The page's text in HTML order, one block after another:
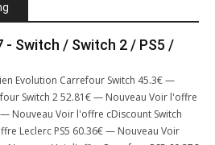
- Switch / Switch 2 / PS5 /
Evolution Carrefour Switch 45.3€ —
Switch 2 52.81€ — Nouveau Voir l'offre
Nouveau Voir l'offre cDiscount Switch
Leclerc PS5 60.36€ — Nouveau Voir